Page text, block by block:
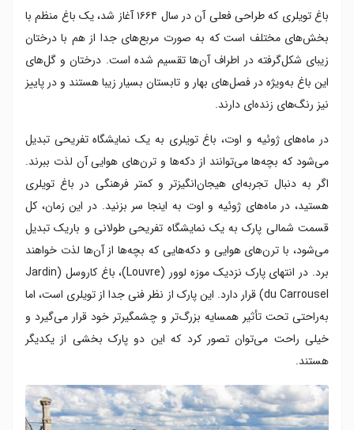
باغ تویلری که طراحی فعلی آن در سال ۱۶۶۴ آغاز شد، یک باغ منظم با
بخش‌های مختلف است که به صورت مربع‌های جدا از هم با درختان
زیبای شکل‌گرفته در اطراف آن‌ها تقسیم شده است. درختان و گل‌های
این باغ به‌ویژه در فصل‌های بهار و تابستان بسیار زیبا هستند و در پاییز
نیز رنگ‌های زنده‌ای دارند.
در ماه‌های ژوئیه و اوت، باغ تویلری به یک نمایشگاه تفریحی تبدیل
می‌شود که بچه‌ها می‌توانند از دکه‌ها و ترن‌های هوایی آن لذت ببرند.
اگر به دنبال تجربه‌ای هیجان‌انگیزتر و کمتر فرهنگی در باغ تویلری
هستید، در ماه‌های ژوئیه و اوت به اینجا سر بزنید. در این زمان، کل
قسمت شمالی پارک به یک نمایشگاه تفریحی طولانی و باریک تبدیل
می‌شود، با ترن‌های هوایی و دکه‌هایی که بچه‌ها از آن‌ها لذت خواهند
برد. در انتهای پارک نزدیک موزه لوور (Louvre)، باغ کاروسل (Jardin
du Carrousel) قرار دارد. این پارک از نظر فنی جدا از تویلری است، اما
به‌راحتی تحت تأثیر همسایه بزرگ‌تر و چشمگیرتر خود قرار می‌گیرد و
خیلی راحت می‌توان تصور کرد که این دو پارک بخشی از یکدیگر
هستند.